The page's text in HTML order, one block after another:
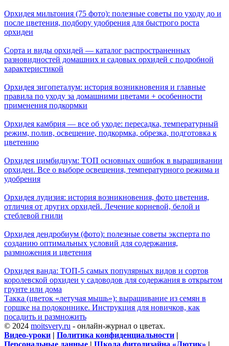
Орхидея мильтония (75 фото): полезные советы по уходу до и
после цветения, подбору удобрения для быстрого роста
орхидеи
Сорта и виды орхидей — каталог распространенных
разновидностей домашних и садовых орхидей с подробной
характеристикой
Орхидея зигопеталум: история возникновения и главные
правила по уходу за домашними цветами + особенности
применения подкормки
Орхидея камбрия — все об уходе: пересадка, температурный
режим, полив, освещение, подкормка, обрезка, подготовка к
цветению
Орхидея цимбидиум: ТОП основных ошибок в выращивании
орхидеи. Все о выборе освещения, температурного режима и
удобрения
Орхидея лудизия: история возникновения, фото цветения,
отличия от других орхидей. Лечение корневой, белой и
стеблевой гнили
Орхидея дендробиум (фото): полезные советы эксперта по
созданию оптимальных условий для содержания,
размножения и цветения
Орхидея ванда: ТОП-5 самых популярных видов и сортов
королевской орхидеи у садоводов для содержания в открытом
грунте или дома
Такка (цветок «летучая мышь»): выращивание из семян в
горшке на подоконнике. Инструкция для новичков, как
посадить и размножить
© 2024 moitsvery.ru - онлайн-журнал о цветах.
Видео-уроки | Политика конфиденциальности |
Персональные данные | Школа фитодизайна «Лютик» |